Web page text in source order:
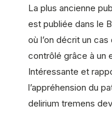
La plus ancienne
est publiée dans le
où l’on décrit un
contrôlé grâce à un
Intéressante et
l’appréhension du
delirium tremens